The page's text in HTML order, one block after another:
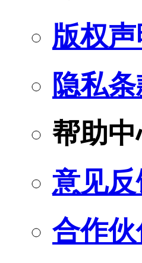
版权声
隐私
帮助
意见
合作